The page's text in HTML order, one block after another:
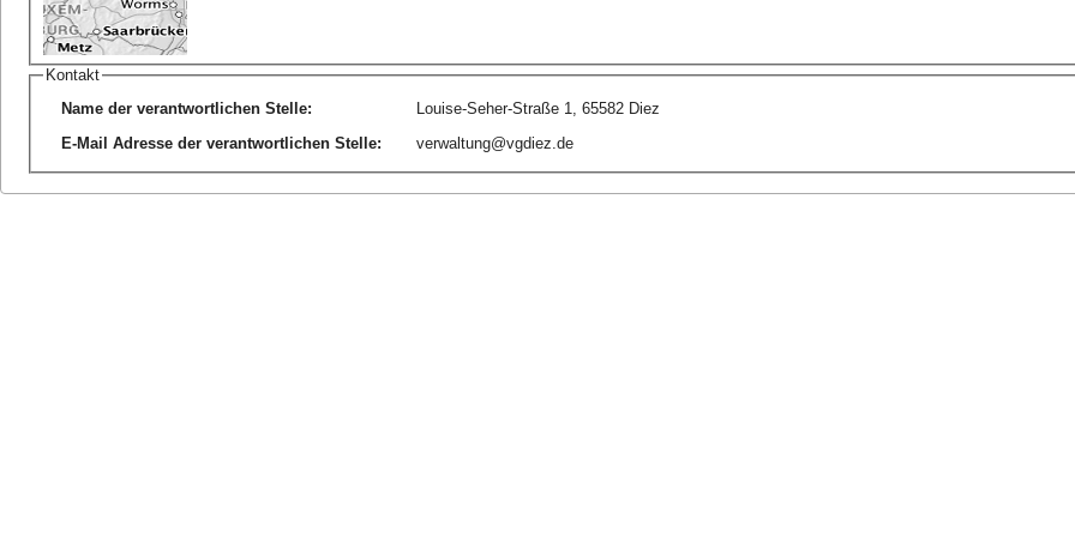
Kontakt
Name der verantwortlichen Stelle:
Louise-Seher-Straße 1, 65582 Diez
E-Mail Adresse der verantwortlichen Stelle: verwaltung@vgdiez.de